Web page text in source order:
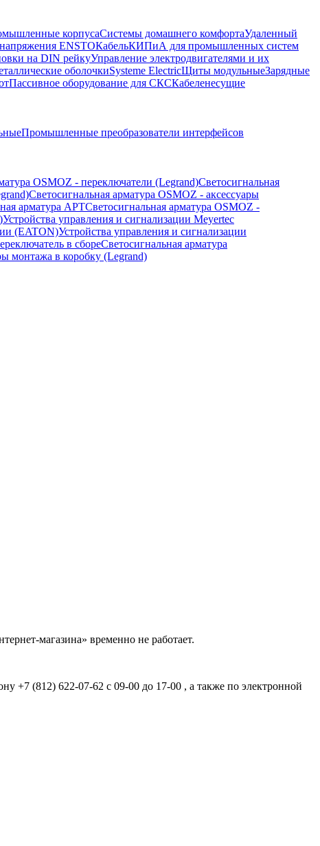
корпусаСистемы домашнего комфортаУдаленный
ENSTOКабельКИПиА для промышленных систем
на DIN рейкуУправление электродвигателями и их
оболочкиSysteme ElectricЩиты модульныеЗарядные
Пассивное оборудование для СКСКабеленесущие
Промышленные преобразователи интерфейсов
OSMOZ - переключатели (Legrand)Светосигнальная
Светосигнальная арматура OSMOZ - аксессуары
арматура APTСветосигнальная арматура OSMOZ -
Устройства управления и сигнализации Meyertec
(EATON)Устройства управления и сигнализации
в сбореСветосигнальная арматура
монтажа в коробку (Legrand)
магазина» временно не работает.
+7 (812) 622-07-62 с 09-00 до 17-00 , а также по электронной